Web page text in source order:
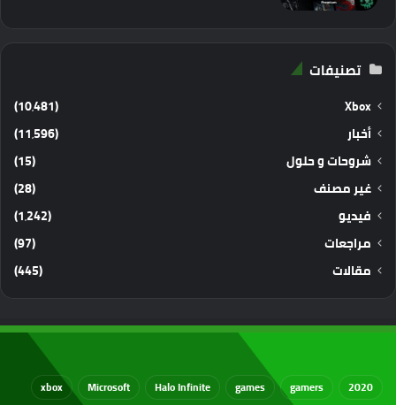
تصنيفات
Xbox
(10٬481)
أخبار
(11٬596)
شروحات و حلول
(15)
غير مصنف
(28)
فيديو
(1٬242)
مراجعات
(97)
مقالات
(445)
2020
gamers
games
Halo Infinite
Microsoft
xbox